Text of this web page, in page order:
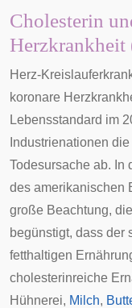
Cholesterin
Herz-
koronare
Lebensstandard im
Industrienationen
Todesursache ab. In
des amerikanischen
große Beachtung,
begünstigt, dass der
fetthaltigen
cholesterinreiche
Hühnerei, Milch,